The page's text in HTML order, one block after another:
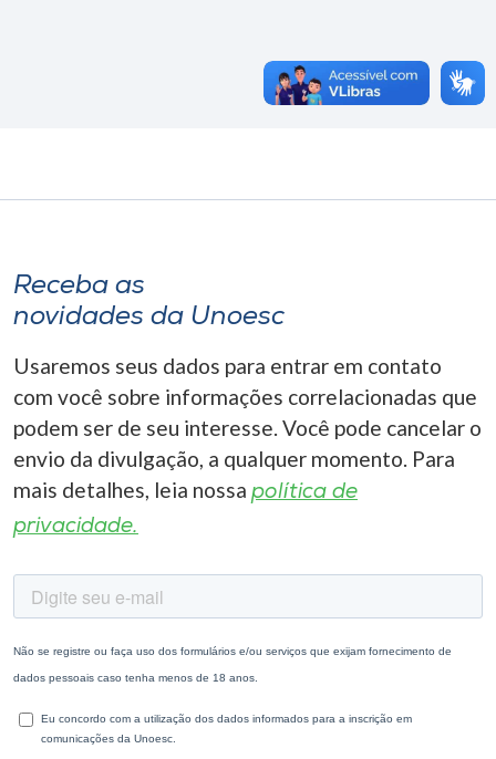
Receba as
novidades da Unoesc
Usaremos seus dados para entrar em contato
com você sobre informações correlacionadas que
podem ser de seu interesse. Você pode cancelar o
envio da divulgação, a qualquer momento. Para
mais detalhes, leia nossa política de
privacidade.